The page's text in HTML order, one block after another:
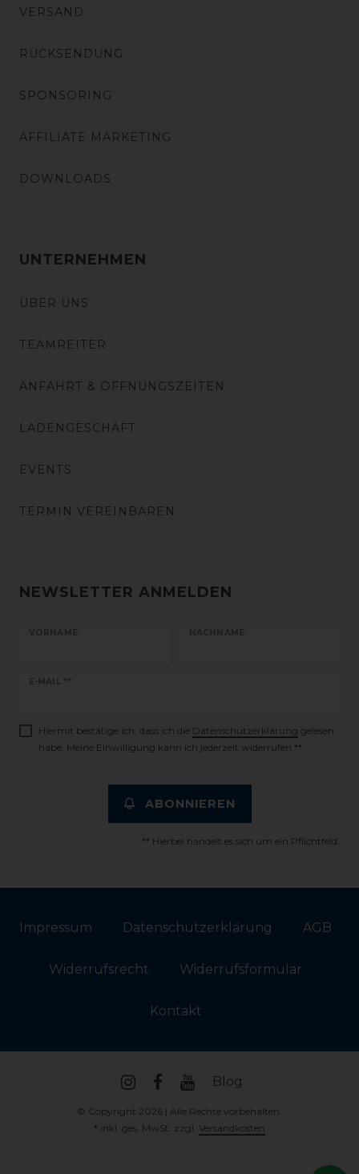
VERSAND
RÜCKSENDUNG
SPONSORING
AFFILIATE MARKETING
DOWNLOADS
UNTERNEHMEN
ÜBER UNS
TEAMREITER
ANFAHRT & ÖFFNUNGSZEITEN
LADENGESCHÄFT
EVENTS
TERMIN VEREINBAREN
NEWSLETTER ANMELDEN
VORNAME NACHNAME
E-MAIL **
Newsletter
Hiermit bestätige ich, dass ich die Daten­schutz­erklärung gelesen
habe. Meine Einwilligung kann ich jederzeit widerrufen.**
ABONNIEREN
** Hierbei handelt es sich um ein Pflichtfeld.
Impressum Daten­schutz­erklärung AGB
Widerrufs­recht Widerrufs­formular
Kontakt
Blog
© Copyright 2026 | Alle Rechte vorbehalten.
* inkl. ges. MwSt. zzgl. Versandkosten